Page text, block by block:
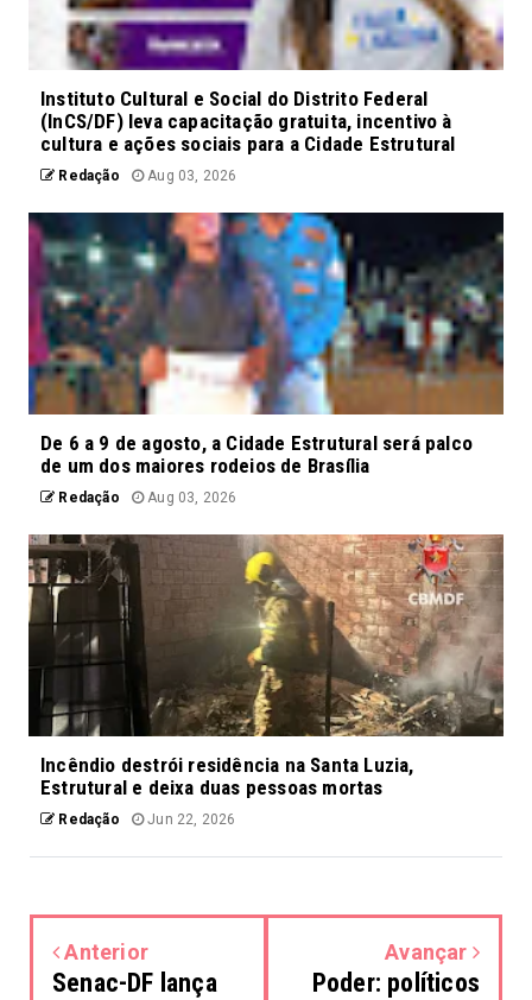
Instituto Cultural e Social do Distrito Federal
(InCS/DF) leva capacitação gratuita, incentivo à
cultura e ações sociais para a Cidade Estrutural
Redação Aug 03, 2026
De 6 a 9 de agosto, a Cidade Estrutural será palco
de um dos maiores rodeios de Brasília
Redação Aug 03, 2026
Incêndio destrói residência na Santa Luzia,
Estrutural e deixa duas pessoas mortas
Redação Jun 22, 2026
Anterior
Senac-DF lança
Avançar
Poder: políticos